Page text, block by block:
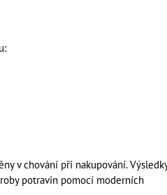
v chování při nakupování.
potravin pomocí moderních